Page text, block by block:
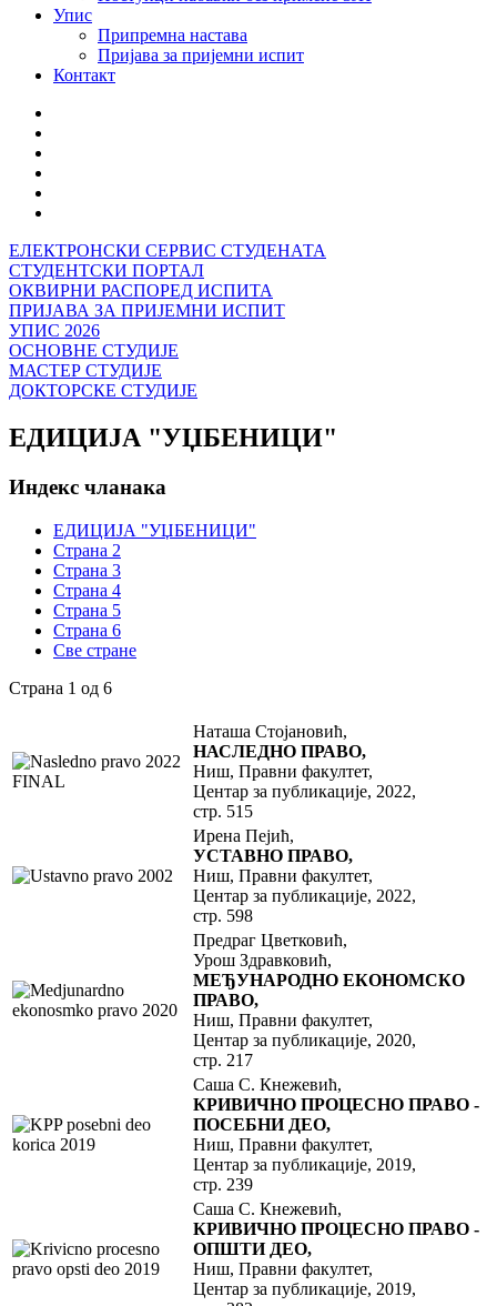
Упис
Припремна настава
Пријава за пријемни испит
Контакт
ЕЛЕКТРОНСКИ СЕРВИС СТУДЕНАТА
СТУДЕНТСКИ ПОРТАЛ
ОКВИРНИ РАСПОРЕД ИСПИТА
ПРИЈАВА ЗА ПРИЈЕМНИ ИСПИТ
УПИС 2026
ОСНОВНЕ СТУДИЈЕ
МАСТЕР СТУДИЈЕ
ДОКТОРСКЕ СТУДИЈЕ
ЕДИЦИЈА "УЏБЕНИЦИ"
Индекс чланака
ЕДИЦИЈА "УЏБЕНИЦИ"
Страна 2
Страна 3
Страна 4
Страна 5
Страна 6
Све стране
Страна 1 од 6
Наташа Стојановић,
НАСЛЕДНО ПРАВО,
Ниш, Правни факултет,
Центар за публикације, 2022,
стр. 515
Ирена Пејић,
УСТАВНО ПРАВО,
Ниш, Правни факултет,
Центар за публикације, 2022,
стр. 598
Предраг Цветковић,
Урош Здравковић,
МЕЂУНАРОДНО ЕКОНОМСКО
ПРАВО,
Ниш, Правни факултет,
Центар за публикације, 2020,
стр. 217
Саша С. Кнежевић,
КРИВИЧНО ПРОЦЕСНО ПРАВО -
ПОСЕБНИ ДЕО,
Ниш, Правни факултет,
Центар за публикације, 2019,
стр. 239
Саша С. Кнежевић,
КРИВИЧНО ПРОЦЕСНО ПРАВО -
ОПШТИ ДЕО,
Ниш, Правни факултет,
Центар за публикације, 2019,